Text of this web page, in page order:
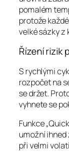
pomalém
protože
velké sázky z
Řízení rizik
S rychlými
rozpočet na
se držet.
vyhnete se
Funkce
umožní
při velmi